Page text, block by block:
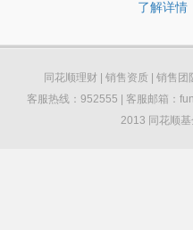
了解详情
同花顺理财 销售资质
销售团
客服热线：952555 | 客服邮箱：
2013 同花顺